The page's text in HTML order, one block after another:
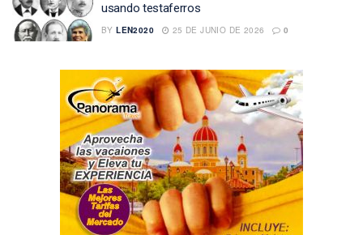
usando testaferros
BY LEN2020 25 DE JUNIO DE 2026 0